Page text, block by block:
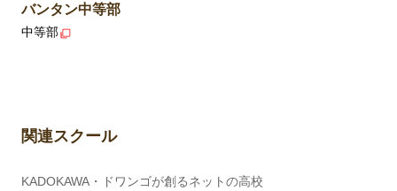
バンタン中等部
中等部
関連スクール
KADOKAWA・ドワンゴが創るネットの高校